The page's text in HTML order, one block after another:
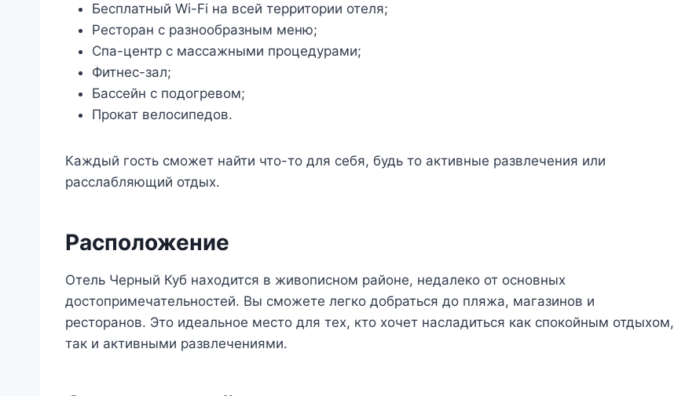
Бесплатный Wi-Fi на всей территории отеля;
Ресторан с разнообразным меню;
Спа-центр с массажными процедурами;
Фитнес-зал;
Бассейн с подогревом;
Прокат велосипедов.
Каждый гость сможет найти что-то для себя, будь то активные развлечения или
расслабляющий отдых.
Расположение
Отель Черный Куб находится в живописном районе, недалеко от основных
достопримечательностей. Вы сможете легко добраться до пляжа, магазинов и
ресторанов. Это идеальное место для тех, кто хочет насладиться как спокойным отдыхом,
так и активными развлечениями.